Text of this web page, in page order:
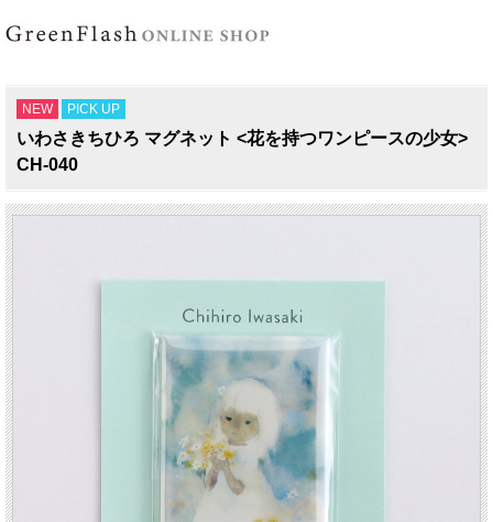
NEW PICK UP
いわさきちひろ マグネット <花を持つワンピースの少女>
CH-040